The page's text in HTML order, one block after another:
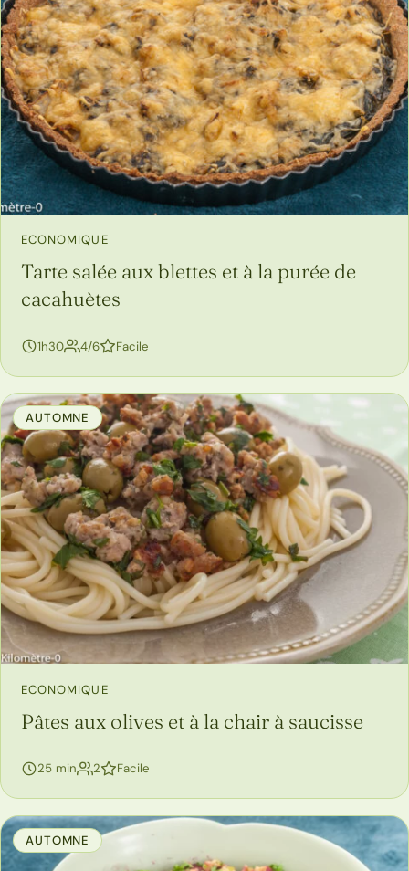
ECONOMIQUE
Tarte salée aux blettes et à la purée de
cacahuètes
1h30 4/6personnes
Facile
AUTOMNE
ECONOMIQUE
Pâtes aux olives et à la chair à saucisse
25 min 2personnes
Facile
AUTOMNE